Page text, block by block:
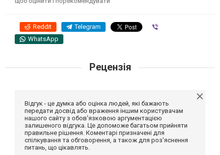
Reddit Telegram
WhatsApp
Рецензія
Відгук - це думка або оцінка людей, які бажають
передати досвід або враження іншим користувачам
нашого сайту з обов'язковою аргументацією
залишеного відгука. Це допоможе багатьом прийняти
правильне рішення. Коментарі призначені для
спілкування та обговорення, а також для роз'яснення
питань, що цікавлять.